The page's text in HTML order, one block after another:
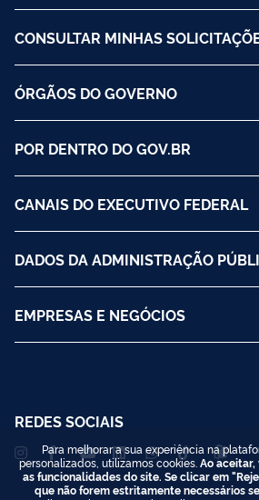
CONSULTAR MINHAS
ÓRGÃOS DO GOVERNO
POR DENTRO DO GOV.BR
CANAIS DO EXECUTIVO FEDERAL
DADOS DA ADMINISTRAÇÃO
EMPRESAS E NEGÓCIOS
REDES SOCIAIS
Para melhorar a sua experiência na
personalizados, utilizamos cookies. Ao
as funcionalidades do site. Se clicar em
que não forem estritamente necessários